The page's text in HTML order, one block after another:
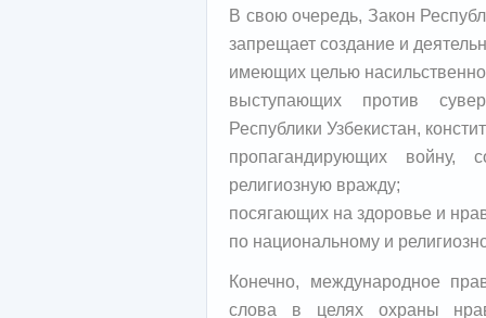
В свою очередь, Закон
запрещает создание и
имеющих целью
выступающих против
Республики Узбекистан,
пропагандирующих войну,
религиозную вражду;
посягающих на здоровье и
по национальному и
Конечно, международное
слова в целях охраны